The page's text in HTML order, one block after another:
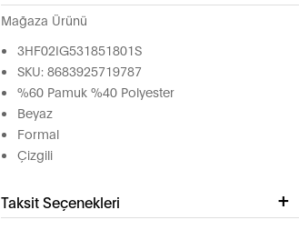
Mağaza Ürünü
3HF02IG531851801S
SKU: 8683925719787
%60 Pamuk %40 Polyester
Beyaz
Formal
Çizgili
Taksit Seçenekleri